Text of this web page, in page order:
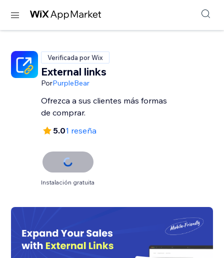
Verificada por Wix
External links
PorPurpleBear
Ofrezca a sus clientes más formas
de comprar.
5.01 reseña
Instalación gratuita